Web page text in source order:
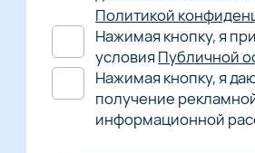
Политикой
Нажимая кнопку, я
условия Публичной
Нажимая кнопку, я
получение
информационной